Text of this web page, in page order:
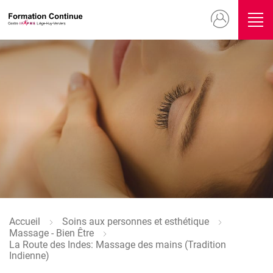
au
contenu
principal
Menu
du
compte
l'utilisateur
Image
Fil
d'Ariane
Accueil
Soins aux personnes et esthétique
Massage - Bien Être
La Route des Indes: Massage des mains (Tradition
Indienne)